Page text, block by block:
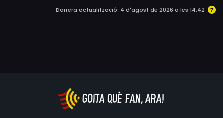
Darrera actualització: 4 d'agost de 2026 a les 14:42